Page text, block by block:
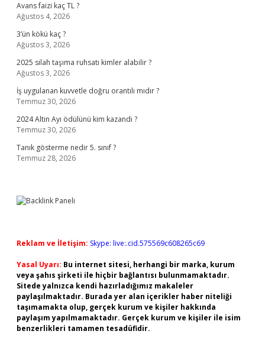
Avans faizi kaç TL ?
Ağustos 4, 2026
3’ün kökü kaç ?
Ağustos 3, 2026
2025 silah taşıma ruhsatı kimler alabilir ?
Ağustos 3, 2026
İş uygulanan kuvvetle doğru orantılı mıdır ?
Temmuz 30, 2026
2024 Altın Ayı ödülünü kim kazandı ?
Temmuz 30, 2026
Tanık gösterme nedir 5. sınıf ?
Temmuz 28, 2026
Reklam ve İletişim: Skype: live:.cid.575569c608265c69
Yasal Uyarı: Bu internet sitesi, herhangi bir marka, kurum
veya şahıs şirketi ile hiçbir bağlantısı bulunmamaktadır.
Sitede yalnızca kendi hazırladığımız makaleler
paylaşılmaktadır. Burada yer alan içerikler haber niteliği
taşımamakta olup, gerçek kurum ve kişiler hakkında
paylaşım yapılmamaktadır. Gerçek kurum ve kişiler ile isim
benzerlikleri tamamen tesadüfidir.